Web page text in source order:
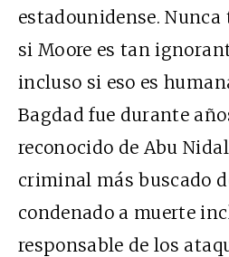
estadounidense.
si Moore es tan
incluso si eso es
Bagdad fue durante
reconocido de Abu
criminal más buscado
condenado a muerte
responsable de los